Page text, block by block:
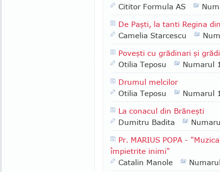
Cititor Formula AS
De Paşti, la tanti Regina
Camelia Starcescu
Poveşti cu grădinari şi
Otilia Teposu
Numarul
Drumul melcilor
Otilia Teposu
Numarul
La conacul din Brăneşti
Dumitru Badita
Pr. MARIUS POPA -
împietrite inimi"
Catalin Manole